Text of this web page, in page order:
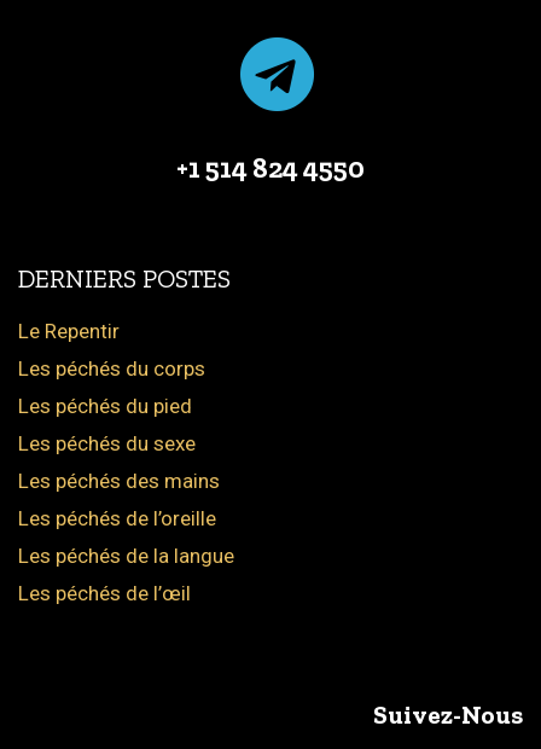
+1 514 824 4550
DERNIERS POSTES
Le Repentir
Les péchés du corps
Les péchés du pied
Les péchés du sexe
Les péchés des mains
Les péchés de l’oreille
Les péchés de la langue
Les péchés de l’œil
Suivez-Nous